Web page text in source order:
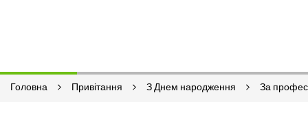
Головна Привітання З Днем народження За